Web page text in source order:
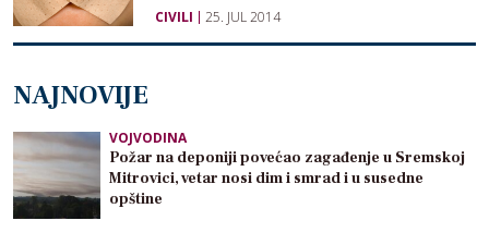
CIVILI 25. JUL 2014
NAJNOVIJE
VOJVODINA
Požar na deponiji povećao zagađenje u Sremskoj
Mitrovici, vetar nosi dim i smrad i u susedne
opštine